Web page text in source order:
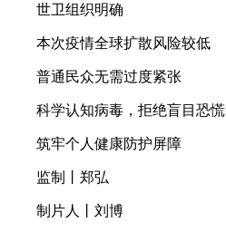
世卫组织明确
本次疫情全球扩散风险较低
普通民众无需过度紧张
科学认知病毒，拒绝盲目恐慌
筑牢个人健康防护屏障
监制丨郑弘
制片人丨刘博